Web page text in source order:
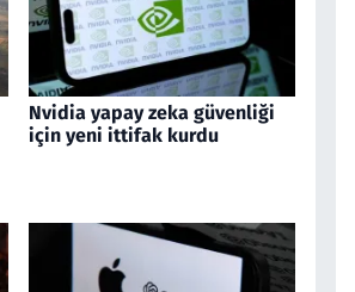
Nvidia yapay zeka güvenliği
için yeni ittifak kurdu